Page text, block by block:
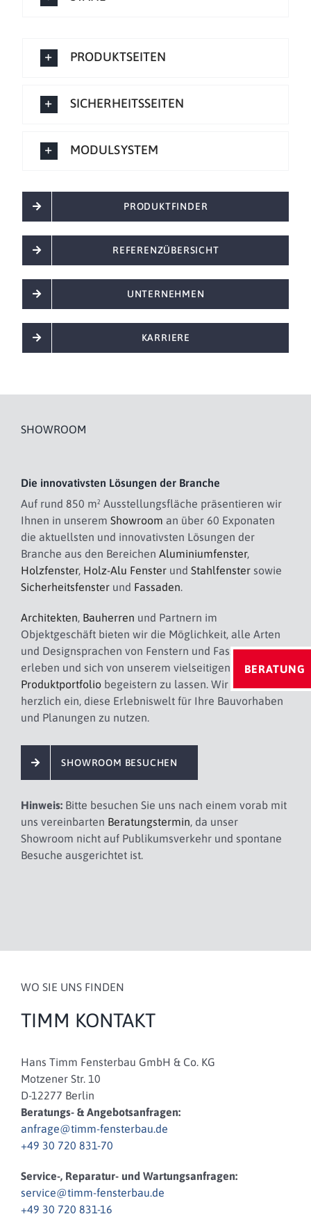
PRODUKTSEITEN
SICHERHEITSSEITEN
MODULSYSTEM
PRODUKTFINDER
REFERENZÜBERSICHT
UNTERNEHMEN
KARRIERE
SHOWROOM
Die innovativsten Lösungen der Branche
Auf rund 850 m² Ausstellungsfläche präsentieren wir
Ihnen in unserem Showroom an über 60 Exponaten
die aktuellsten und innovativsten Lösungen der
Branche aus den Bereichen Aluminiumfenster,
Holzfenster, Holz-Alu Fensterund Stahlfenstersowie
Sicherheitsfensterund Fassaden.
Architekten, Bauherren und Partnern im
Objektgeschäft bieten wir die Möglichkeit, alle Arten
und Designsprachen von Fenstern und Fassaden zu
erleben und sich von unserem vielseitigen
Produktportfoliobegeistern zu lassen. Wir laden Sie
herzlich ein, diese Erlebniswelt für Ihre Bauvorhaben
und Planungen zu nutzen.
SHOWROOM BESUCHEN
Hinweis:Bitte besuchen Sie uns nach einem vorab mit
uns vereinbarten Beratungstermin, da unser
Showroom nicht auf Publikumsverkehr und spontane
Besuche ausgerichtet ist.
WO SIE UNS FINDEN
TIMM KONTAKT
Hans Timm Fensterbau GmbH & Co. KG
Motzener Str. 10
D-12277 Berlin
Beratungs- & Angebotsanfragen:
anfrage@timm-fensterbau.de
+49 30 720 831-70
Service-, Reparatur- und Wartungsanfragen:
service@timm-fensterbau.de
+49 30 720 831-16
BERATUNG